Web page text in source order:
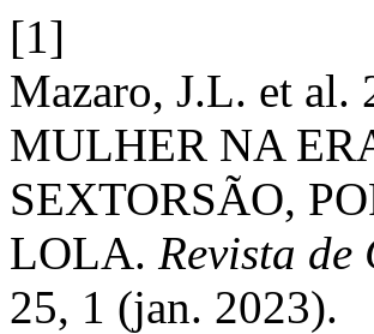
[1]
Mazaro, J.L. et
MULHER NA
SEXTORSÃO,
LOLA. Revista de
25, 1 (jan. 2023).